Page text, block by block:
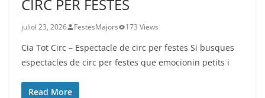
CIRC PER FESTES
juliol 23, 2026 FestesMajors 173 Views
Cia Tot Circ – Espectacle de circ per festes Si busques
espectacles de circ per festes que emocionin petits i
Read More